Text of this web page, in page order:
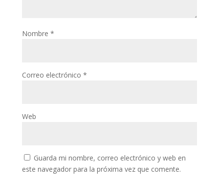
Nombre *
Correo electrónico *
Web
Guarda mi nombre, correo electrónico y web en
este navegador para la próxima vez que comente.